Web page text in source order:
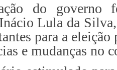
do governo
Lula da
para a
e mudanças no